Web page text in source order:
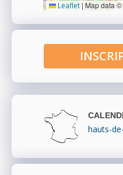
Leaflet |Map data ©
hauts-